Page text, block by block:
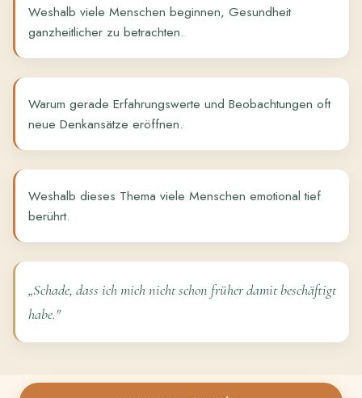
Weshalb viele Menschen beginnen, Gesundheit
ganzheitlicher zu betrachten.
Warum gerade Erfahrungswerte und Beobachtungen oft
neue Denkansätze eröffnen.
Weshalb dieses Thema viele Menschen emotional tief
berührt.
„Schade, dass ich mich nicht schon früher damit beschäftigt
habe."